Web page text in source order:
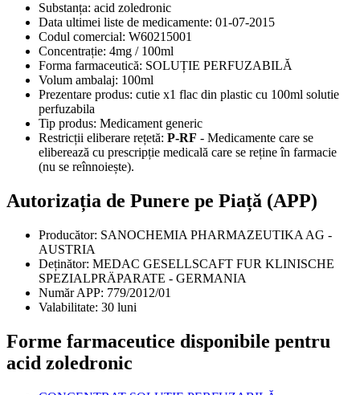
Substanța: acid zoledronic
Data ultimei liste de medicamente: 01-07-2015
Codul comercial: W60215001
Concentrație: 4mg / 100ml
Forma farmaceutică: SOLUȚIE PERFUZABILĂ
Volum ambalaj: 100ml
Prezentare produs: cutie x1 flac din plastic cu 100ml solutie
perfuzabila
Tip produs: Medicament generic
Restricții eliberare rețetă: P-RF - Medicamente care se
eliberează cu prescripție medicală care se reține în farmacie
(nu se reînnoiește).
Autorizația de Punere pe Piață (APP)
Producător: SANOCHEMIA PHARMAZEUTIKA AG -
AUSTRIA
Deținător: MEDAC GESELLSCAFT FUR KLINISCHE
SPEZIALPRÄPARATE - GERMANIA
Număr APP: 779/2012/01
Valabilitate: 30 luni
Forme farmaceutice disponibile pentru
acid zoledronic